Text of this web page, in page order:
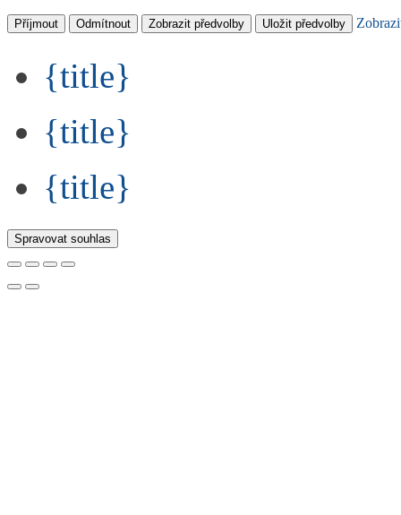
Příjmout Odmítnout Zobrazit předvolby Uložit předvolby
{title}
{title}
{title}
Spravovat souhlas